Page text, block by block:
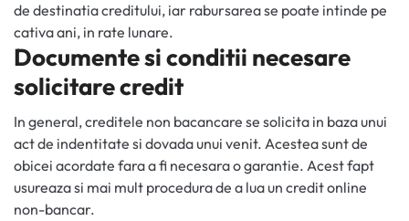
de destinatia creditului, iar rabursarea se poate intinde pe
cativa ani, in rate lunare.
Documente si conditii necesare
solicitare credit
In general, creditele non bacancare se solicita in baza unui
act de indentitate si dovada unui venit. Acestea sunt de
obicei acordate fara a fi necesara o garantie. Acest fapt
usureaza si mai mult procedura de a lua un credit online
non-bancar.